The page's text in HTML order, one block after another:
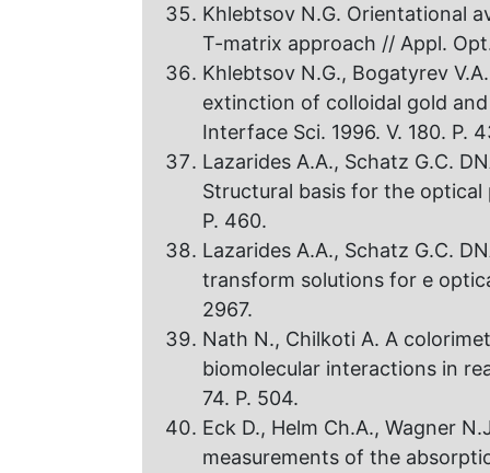
Khlebtsov N.G. Orientational
T-matrix approach // Appl.
Khlebtsov N.G., Bogatyrev
extinction оf colloidal gold
Interface Sci. 1996. V. 180. P.
Lazarides A.A., Schatz G.C.
Structural basis for the optical
P. 460.
Lazarides A.A., Schatz G.C.
transform solutions for е
2967.
Nath N., Chilkoti А. A
biomolecular interactions in
74. P. 504.
Eck D., Helm Ch.A., Wagner
measurements of the